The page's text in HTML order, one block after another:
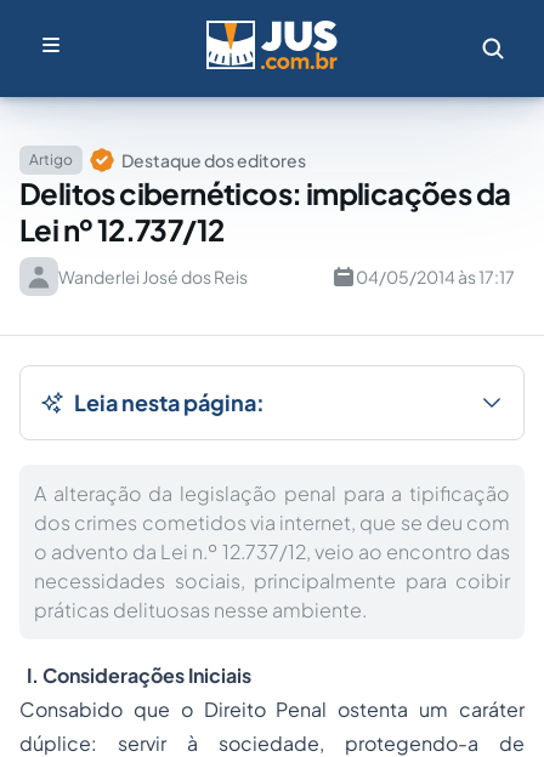
Artigo Destaque dos editores
Delitos cibernéticos: implicações da
Lei nº 12.737/12
Wanderlei José dos Reis 04/05/2014 às 17:17
Leia nesta página:
A alteração da legislação penal para a tipificação
dos crimes cometidos via internet, que se deu com
o advento da Lei n.º 12.737/12, veio ao encontro das
necessidades sociais, principalmente para coibir
práticas delituosas nesse ambiente.
I. Considerações Iniciais
Consabido que o Direito Penal ostenta um caráter
dúplice: servir à sociedade, protegendo-a de